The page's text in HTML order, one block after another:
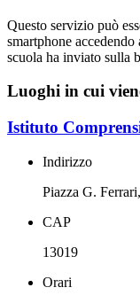
Questo servizio può
smartphone accedendo
scuola ha inviato sulla
Luoghi in cui
Istituto
Indirizzo
Piazza G.
CAP
13019
Orari